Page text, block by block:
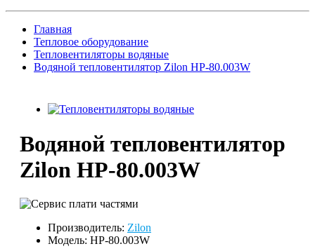
Главная
Тепловое оборудование
Тепловентиляторы водяные
Водяной тепловентилятор Zilon HP-80.003W
Водяной тепловентилятор
Zilon HP-80.003W
Производитель: Zilon
Модель: HP-80.003W